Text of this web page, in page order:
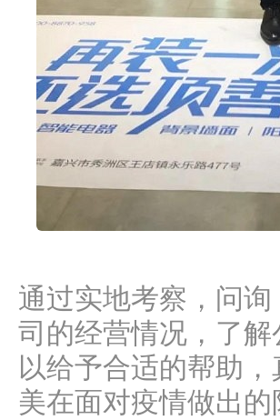
通过实地考察，问
司的经营情况，了
以给予合适的帮助
美在面对疫情做出